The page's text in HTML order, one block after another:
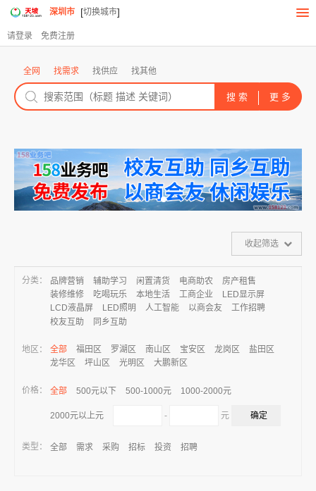
深圳市 [切换城市]
请登录 免费注册
全网 找需求 找供应 找其他
收起筛选
分类： 品牌营销 辅助学习 闲置清货 电商助农
房产租售
装修维修
吃喝玩乐 本地生活 工商企业
LED显示屏
LCD液晶屏
LED照明 人工智能 以商会友
工作招聘
校友互助
同乡互助
地区： 全部 福田区 罗湖区 南山区 宝安区 龙岗区
盐田区
龙华区
坪山区 光明区 大鹏新区
价格： 全部 500元以下 500-1000元 1000-2000元
2000元以上元 - 元
类型： 全部 需求 采购 招标 投资 招聘